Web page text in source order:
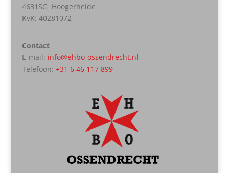
4631SG Hoogerheide
KvK: 40281072
Contact
E-mail: info@ehbo-ossendrecht.nl
Telefoon: +31 6 46 117 899